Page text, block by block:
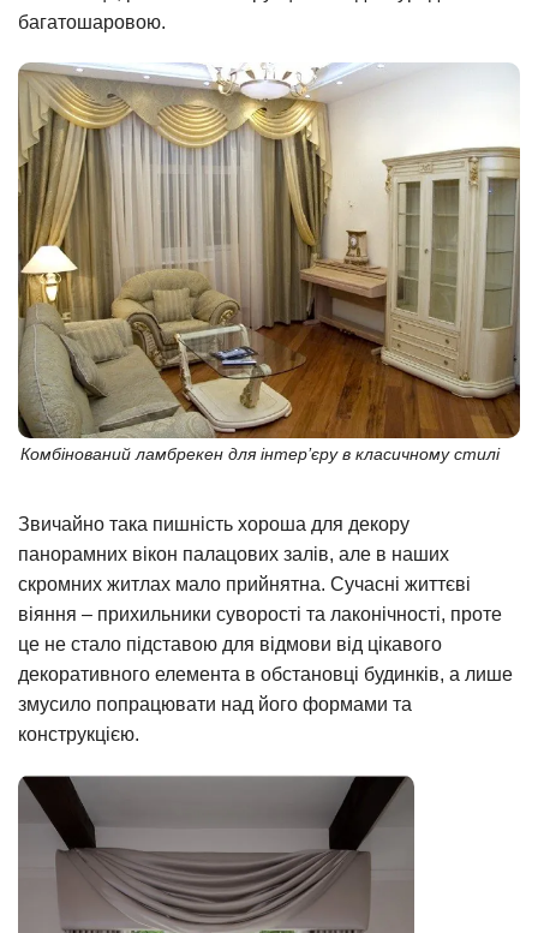
багатошаровою.
Комбінований ламбрекен для інтер’єру в класичному стилі
Звичайно така пишність хороша для декору
панорамних вікон палацових залів, але в наших
скромних житлах мало прийнятна. Сучасні життєві
віяння – прихильники суворості та лаконічності, проте
це не стало підставою для відмови від цікавого
декоративного елемента в обстановці будинків, а лише
змусило попрацювати над його формами та
конструкцією.